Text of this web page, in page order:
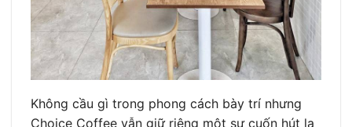
Không cầu gì trong phong cách bày trí nhưng
Choice Coffee vẫn giữ riêng một sự cuốn hút lạ